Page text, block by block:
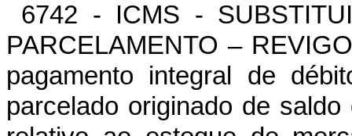
6742 - ICMS -
PARCELAMENTO –
pagamento integral de
parcelado originado de